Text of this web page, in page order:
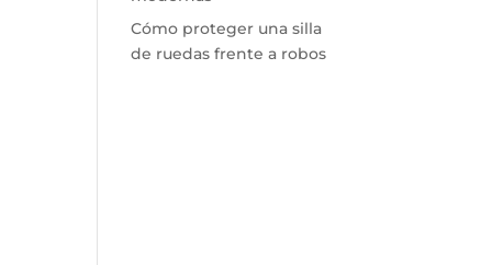
Cómo proteger una silla
de ruedas frente a robos